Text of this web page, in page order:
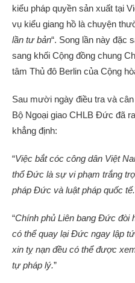
kiểu pháp quyền sản xuất tại
vụ kiểu giang hồ là chuyện
lần tư bản“. Song lần này đặc
sang khối Cộng đồng chung
tâm Thủ đô Berlin của Cộng
Sau mười ngày điều tra và
Bộ Ngoại giao CHLB Đức đã
khẳng định:
“Việc bắt cóc công dân Việt
thổ Đức là sự vi phạm trắng
pháp Đức và luật pháp quốc tế.
“Chính phủ Liên bang Đức đòi
có thể quay lại Đức ngay lập
xin tỵ nạn đều có thể được
tự pháp lý.”